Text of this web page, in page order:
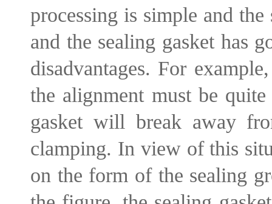
processing is simple and
and the sealing gasket has
disadvantages. For
the alignment must be
gasket will break away
clamping. In view of this
on the form of the sealing